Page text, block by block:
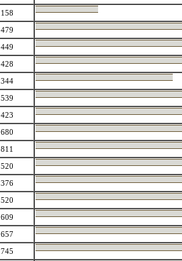
158
479
449
428
344
539
423
680
811
520
376
520
609
657
745